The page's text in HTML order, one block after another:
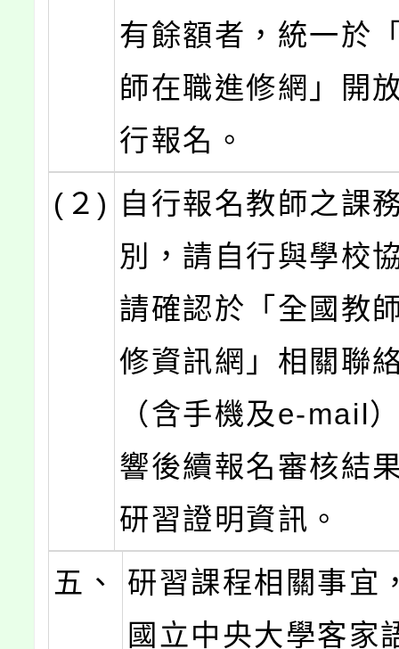
有餘額者，統一於
師在職進修網」開
行報名。
(２) 自行報名教師之課
別，請自行與學校
請確認於「全國教
修資訊網」相關聯
（含手機及e-mail
響後續報名審核結
研習證明資訊。
五、
研習課程相關事宜
國立中央大學客家